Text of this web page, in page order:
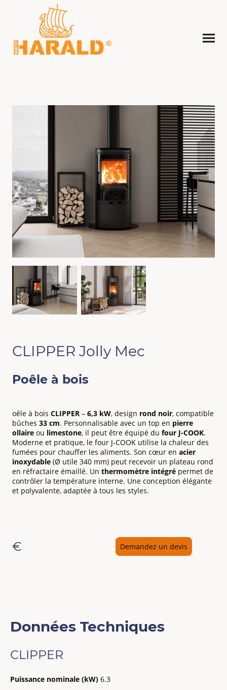
CLIPPER Jolly Mec
Poêle à bois
oêle à bois CLIPPER – 6,3 kW, design rond noir, compatible
bûches 33 cm. Personnalisable avec un top en pierre
ollaire ou limestone, il peut être équipé du four J-COOK.
Moderne et pratique, le four J-COOK utilise la chaleur des
fumées pour chauffer les aliments. Son cœur en acier
inoxydable (Ø utile 340 mm) peut recevoir un plateau rond
en réfractaire émaillé. Un thermomètre intégré permet de
contrôler la température interne. Une conception élégante
et polyvalente, adaptée à tous les styles.
€ Demandez un devis
Données Techniques
CLIPPER
Puissance nominale (kW) 6.3